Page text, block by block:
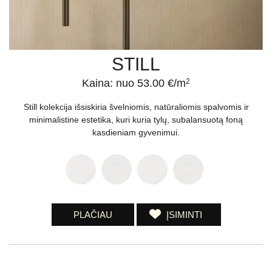
STILL
Kaina: nuo 53.00 €/m2
Still kolekcija išsiskiria švelniomis, natūraliomis spalvomis ir
minimalistine estetika, kuri kuria tylų, subalansuotą foną
kasdieniam gyvenimui.
PLAČIAU ĮSIMINTI